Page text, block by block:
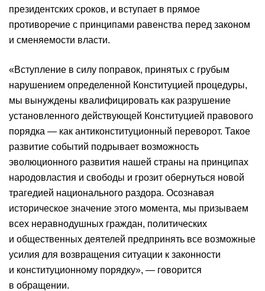
президентских сроков, и вступает в прямое
противоречие с принципами равенства перед законом
и сменяемости власти.
«Вступление в силу поправок, принятых с грубым
нарушением определенной Конституцией процедуры,
мы вынуждены квалифицировать как разрушение
установленного действующей Конституцией правового
порядка — как антиконституционный переворот. Такое
развитие событий подрывает возможность
эволюционного развития нашей страны на принципах
народовластия и свободы и грозит обернуться новой
трагедией национального раздора. Осознавая
историческое значение этого момента, мы призываем
всех неравнодушных граждан, политических
и общественных деятелей предпринять все возможные
усилия для возвращения ситуации к законности
и конституционному порядку», — говорится
в обращении.